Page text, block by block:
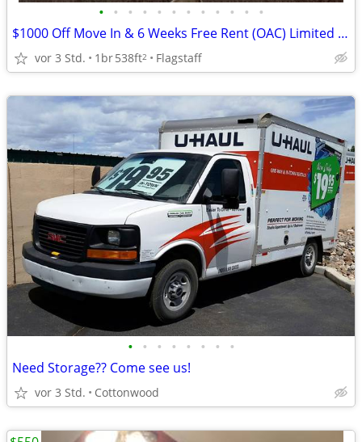
• • • • • • • • • • • •
$1000 Off Move In & 6 Weeks Free Rent (OAC) Limited Time at Woodcrest
vor 3 Std. 1br538ft2 Flagstaff
• • • • • • • •
Need Storage?? Come see us!
vor 3 Std. Cottonwood